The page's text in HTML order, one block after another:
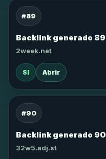
#89
Backlink generado 89
2week.net
SI Abrir
#90
Backlink generado 90
32w5.adj.st